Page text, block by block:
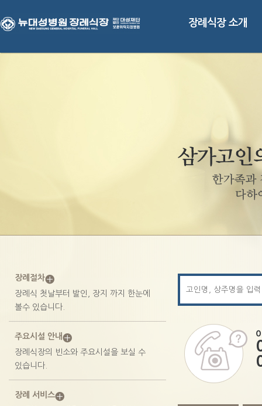
장례식장 소개
장례절차
장례식 첫날부터 발인, 장지 까지 한눈에
볼수 있습니다.
주요시설 안내
장례식장의 빈소와 주요시설을 보실 수
있습니다.
장례 서비스
5호실
(특)1호실